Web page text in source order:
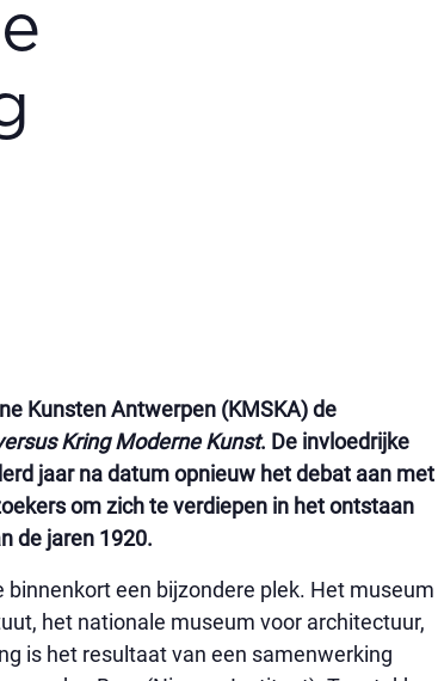
Kunsten Antwerpen (KMSKA) de
Kring Moderne Kunst. De invloedrijke
jaar na datum opnieuw het debat aan met
om zich te verdiepen in het ontstaan
de jaren 1920.
een bijzondere plek. Het museum
het nationale museum voor architectuur,
is het resultaat van een samenwerking